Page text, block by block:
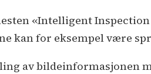
«Intelligent
kan for eksempel være
av bildeinformasjonen